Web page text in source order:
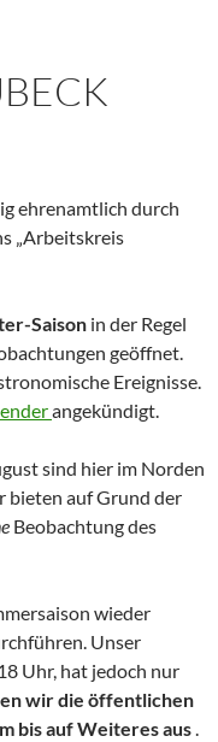
ehrenamtlich durch
„Arbeitskreis
Saison in der Regel
geöffnet.
Ereignisse.
angekündigt.
sind hier im Norden
bieten auf Grund der
Beobachtung des
wieder
Unser
Uhr, hat jedoch nur
wir die öffentlichen
bis auf Weiteres aus.